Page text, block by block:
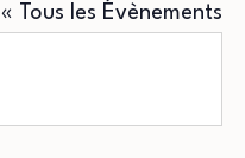
« Tous les Évènements